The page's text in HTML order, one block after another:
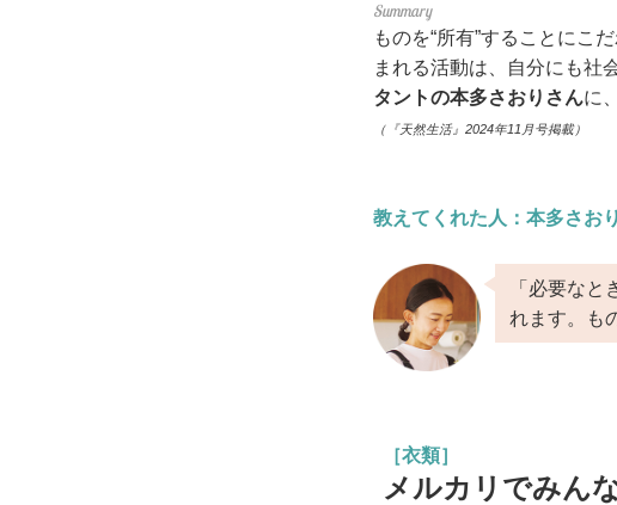
ものを“所有”することにこ
まれる活動は、自分にも社
タントの本多さおりさんに
（『天然生活』2024年11月号掲載）
教えてくれた人：本多さお
「必要な
れます。も
［衣類］
メルカリでみん